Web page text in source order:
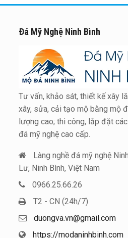
Đá Mỹ Nghệ Ninh Bình
Tư vấn, khảo sát, thiết kế xây
xây, sửa, cải tạo mộ bằng mộ
lượng cao; thi công, lắp đặt
đá mỹ nghệ cao cấp.
Làng nghề đá mỹ nghệ
Lư, Ninh Bình, Việt Nam
0966.25.66.26
T2 - CN (24h/7)
duongva.vn@gmail.com
https://modaninhbinh.com